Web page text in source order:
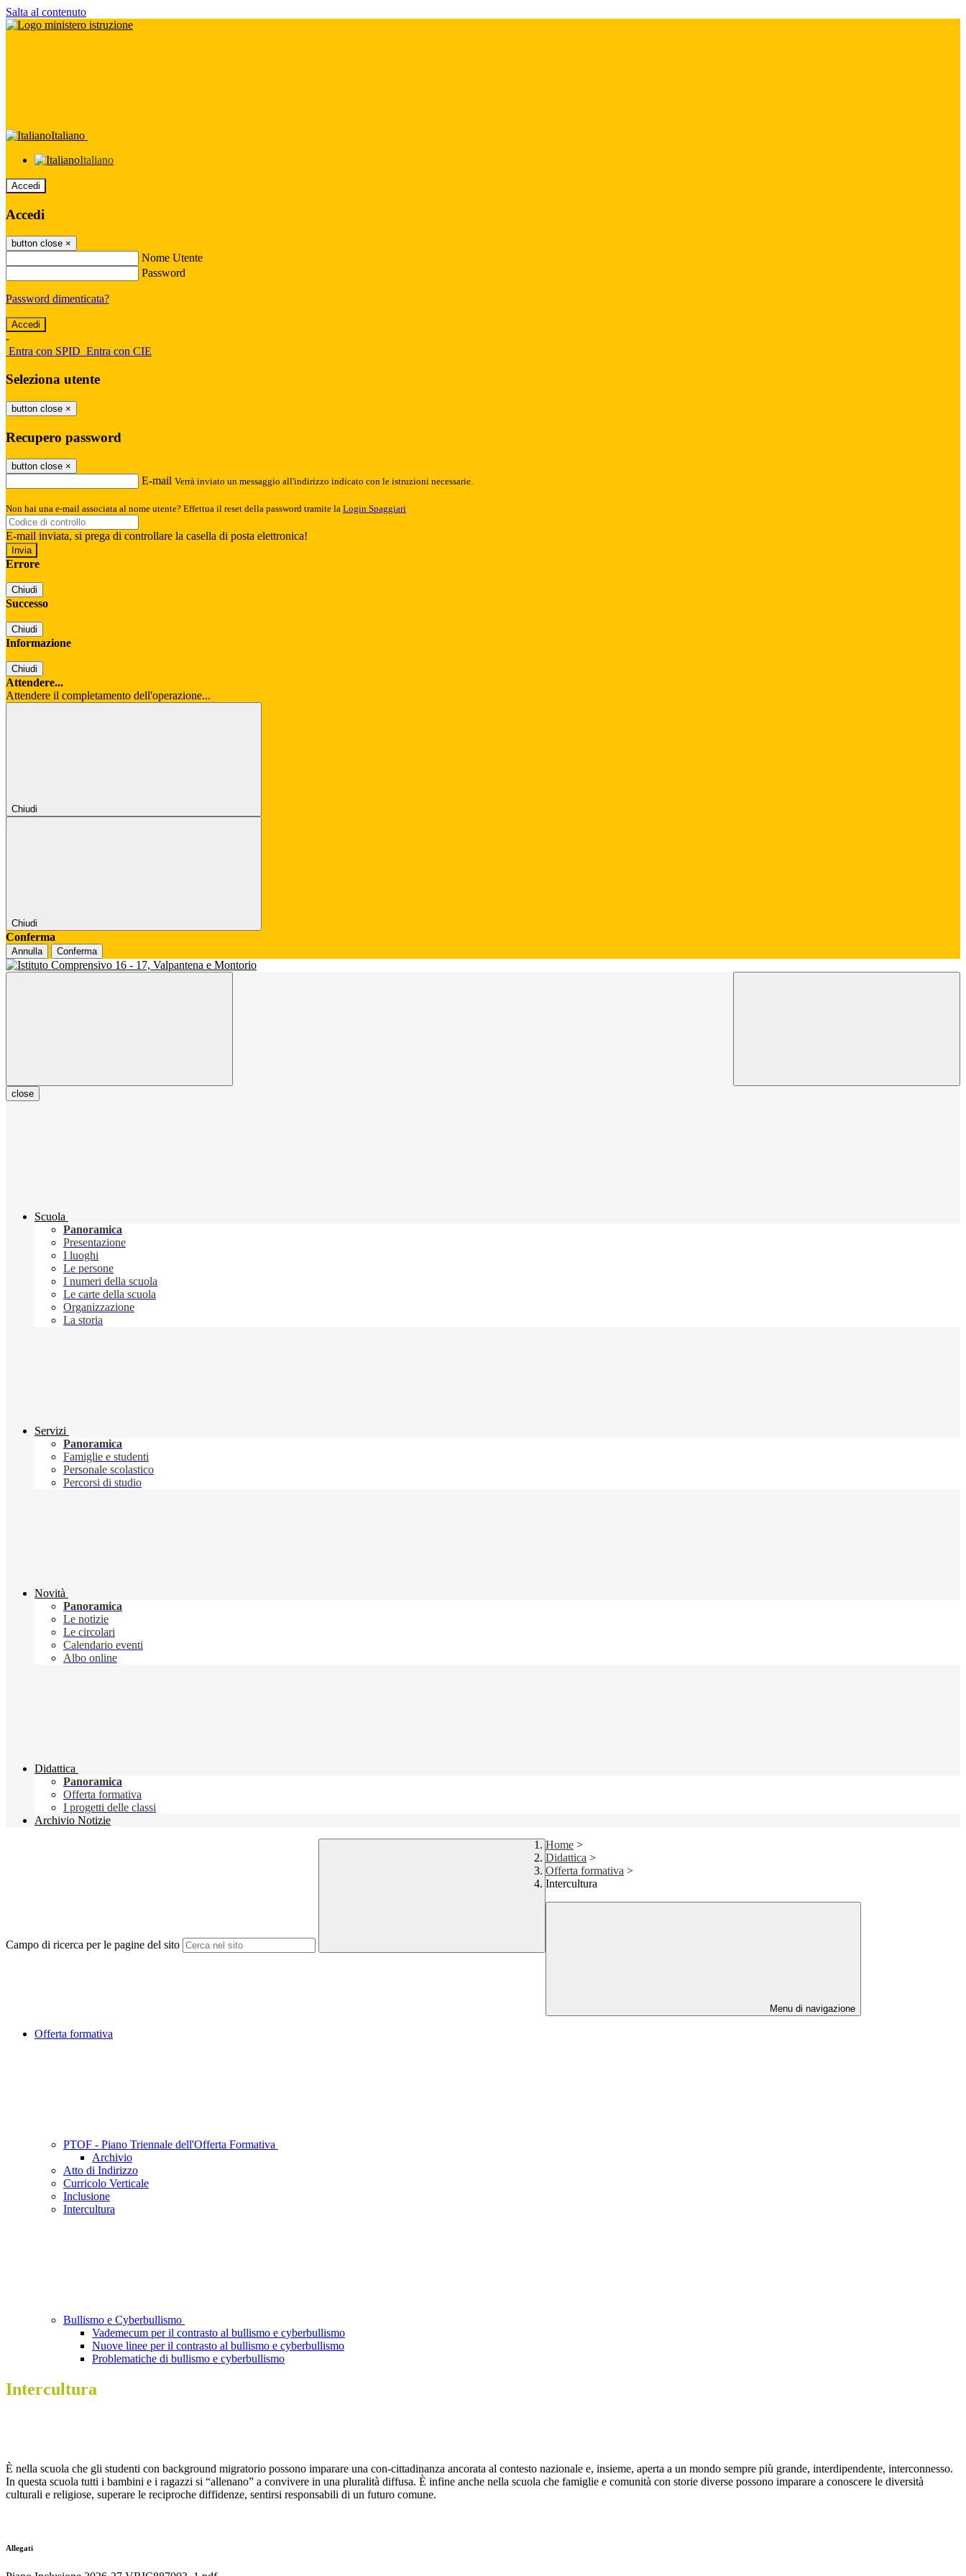
Salta al contenuto
Italiano
Italiano
Accedi
Accedi
button close ×
Nome Utente
Password
Password dimenticata?
-
Entra con SPID Entra con CIE
Seleziona utente
button close ×
Recupero password
button close ×
E-mail Verrà inviato un messaggio all'indirizzo indicato con le istruzioni necessarie.
Non hai una e-mail associata al nome utente? Effettua il reset della password tramite la Login Spaggiari
E-mail inviata, si prega di controllare la casella di posta elettronica!
Errore
Chiudi
Successo
Chiudi
Informazione
Chiudi
Attendere...
Attendere il completamento dell'operazione...
Chiudi
Chiudi
Conferma
Annulla Conferma
close
Scuola
Panoramica
Presentazione
I luoghi
Le persone
I numeri della scuola
Le carte della scuola
Organizzazione
La storia
Servizi
Panoramica
Famiglie e studenti
Personale scolastico
Percorsi di studio
Novità
Panoramica
Le notizie
Le circolari
Calendario eventi
Albo online
Didattica
Panoramica
Offerta formativa
I progetti delle classi
Archivio Notizie
Campo di ricerca per le pagine del sito
Home >
Didattica >
Offerta formativa >
Intercultura
Menu di navigazione
Offerta formativa
PTOF - Piano Triennale dell'Offerta Formativa
Archivio
Atto di Indirizzo
Curricolo Verticale
Inclusione
Intercultura
Bullismo e Cyberbullismo
Vademecum per il contrasto al bullismo e cyberbullismo
Nuove linee per il contrasto al bullismo e cyberbullismo
Problematiche di bullismo e cyberbullismo
Intercultura
È nella scuola che gli studenti con background migratorio possono imparare una con-cittadinanza ancorata al contesto nazionale e, insieme, aperta a un mondo sempre più grande, interdipendente, interconnesso.
In questa scuola tutti i bambini e i ragazzi si “allenano” a convivere in una pluralità diffusa. È infine anche nella scuola che famiglie e comunità con storie diverse possono imparare a conoscere le diversità
culturali e religiose, superare le reciproche diffidenze, sentirsi responsabili di un futuro comune.
Allegati